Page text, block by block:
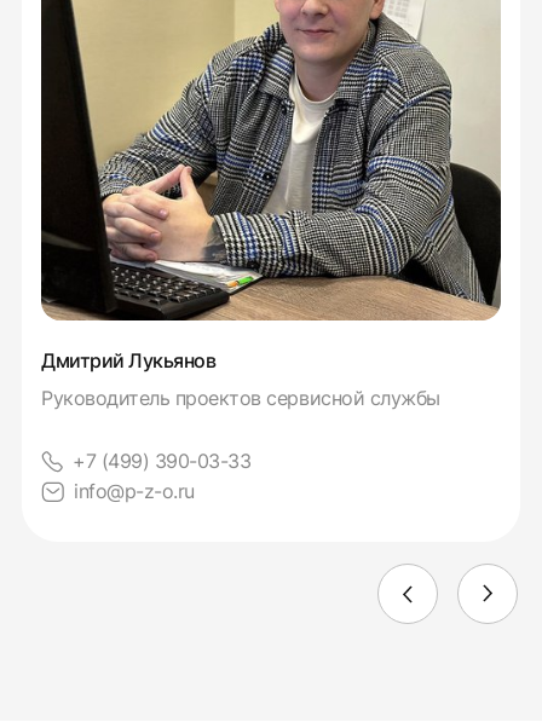
Дмитрий Лукьянов
Руководитель проектов сервисной службы
+7 (499) 390-03-33
info@p-z-o.ru